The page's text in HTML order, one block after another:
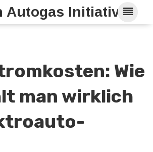
Autogas Initiative
Wie
man wirklich